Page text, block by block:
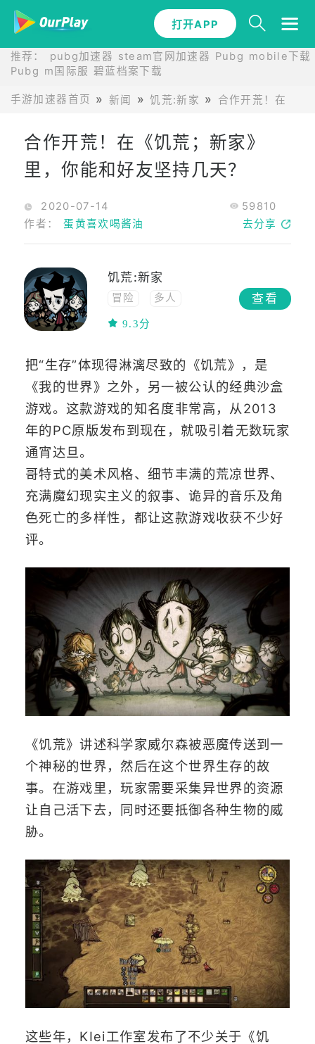
打开APP
推荐： pubg加速器 steam官网加速器 Pubg mobile下载
Pubg m国际服 碧蓝档案下载
手游加速器首页 新闻 饥荒:新家 合作开荒！在《饥
合作开荒！在《饥荒；新家》
里，你能和好友坚持几天？
2020-07-14
59810
作者：蛋黄喜欢喝酱油 去分享
饥荒:新家
冒险 多人
9.3分
查看
把“生存”体现得淋漓尽致的《饥荒》，是
《我的世界》之外，另一被公认的经典沙盒
游戏。这款游戏的知名度非常高，从2013
年的PC原版发布到现在，就吸引着无数玩家
通宵达旦。
哥特式的美术风格、细节丰满的荒凉世界、
充满魔幻现实主义的叙事、诡异的音乐及角
色死亡的多样性，都让这款游戏收获不少好
评。
《饥荒》讲述科学家威尔森被恶魔传送到一
个神秘的世界，然后在这个世界生存的故
事。在游戏里，玩家需要采集异世界的资源
让自己活下去，同时还要抵御各种生物的威
胁。
这些年，KIei工作室发布了不少关于《饥